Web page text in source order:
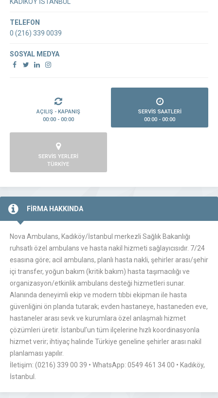
TELEFON
0 (216) 339 0039
SOSYAL MEDYA
AÇILIŞ - KAPANIŞ
00:00 - 00:00
SERVİS SAATLERİ
00:00 - 00:00
SERVİS YERLERİ
TÜRKİYE
FİRMA HAKKINDA
Nova Ambulans, Kadıköy/İstanbul merkezli Sağlık Bakanlığı
ruhsatlı özel ambulans ve hasta nakil hizmeti sağlayıcısıdır. 7/24
esasına göre; acil ambulans, planlı hasta nakli, şehirler arası/şehir
içi transfer, yoğun bakım (kritik bakım) hasta taşımacılığı ve
organizasyon/etkinlik ambulans desteği hizmetleri sunar.
Alanında deneyimli ekip ve modern tıbbi ekipman ile hasta
güvenliğini ön planda tutarak; evden hastaneye, hastaneden eve,
hastaneler arası sevk ve kurumlara özel anlaşmalı hizmet
çözümleri üretir. İstanbul’un tüm ilçelerine hızlı koordinasyonla
hizmet verir; ihtiyaç halinde Türkiye geneline şehirler arası nakil
planlaması yapılır.
İletişim: (0216) 339 00 39 • WhatsApp: 0549 461 34 00 • Kadıköy,
İstanbul.